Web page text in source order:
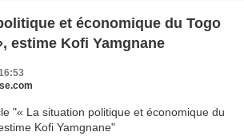
et économique du Togo
estime Kofi Yamgnane